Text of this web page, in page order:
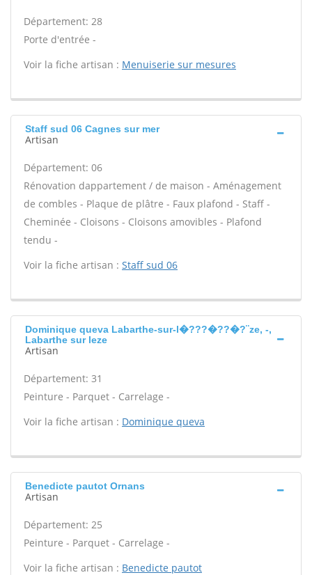
Département: 28
Porte d'entrée -
Voir la fiche artisan : Menuiserie sur mesures
Staff sud 06 Cagnes sur mer
Artisan
Département: 06
Rénovation dappartement / de maison - Aménagement
de combles - Plaque de plâtre - Faux plafond - Staff -
Cheminée - Cloisons - Cloisons amovibles - Plafond
tendu -
Voir la fiche artisan : Staff sud 06
Dominique queva Labarthe-sur-l�???�??�?¨ze, -,
Labarthe sur leze
Artisan
Département: 31
Peinture - Parquet - Carrelage -
Voir la fiche artisan : Dominique queva
Benedicte pautot Ornans
Artisan
Département: 25
Peinture - Parquet - Carrelage -
Voir la fiche artisan : Benedicte pautot